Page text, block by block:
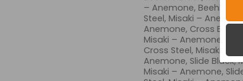
– Anemone, Beehive
Steel, Misaki –
Anemone, Cross Black,
Misaki – Anemone,
Cross Steel, Misaki –
Anemone, Slide Black,
Misaki – Anemone,